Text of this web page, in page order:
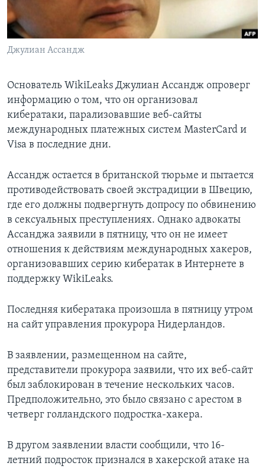
Learning English
СОЦИАЛЬНЫЕ СЕТИ
Языки
Джулиан Ассандж
Основатель WikiLeaks Джулиан Ассандж опроверг
информацию о том, что он организовал
кибератаки, парализовавшие веб-сайты
международных платежных систем MasterCard и
Visa в последние дни.
Ассандж остается в британской тюрьме и пытается
противодействовать своей экстрадиции в Швецию,
где его должны подвергнуть допросу по обвинению
в сексуальных преступлениях. Однако адвокаты
Ассанджа заявили в пятницу, что он не имеет
отношения к действиям международных хакеров,
организовавших серию кибератак в Интернете в
поддержку WikiLeaks.
Последняя кибератака произошла в пятницу утром
на сайт управления прокурора Нидерландов.
В заявлении, размещенном на сайте,
представители прокурора заявили, что их веб-сайт
был заблокирован в течение нескольких часов.
Предположительно, это было связано с арестом в
четверг голландского подростка-хакера.
В другом заявлении власти сообщили, что 16-
летний подросток признался в хакерской атаке на